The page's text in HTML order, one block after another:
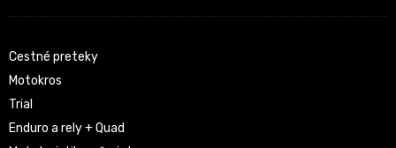
Cestné preteky
Motokros
Trial
Enduro a rely + Quad